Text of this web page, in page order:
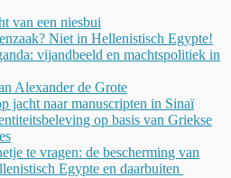
van een niesbui
Niet in Hellenistisch Egypte!
vijandbeeld en machtspolitiek in
Alexander de Grote
jacht naar manuscripten in Sinaï
te vragen: de bescherming van
Egypte en daarbuiten